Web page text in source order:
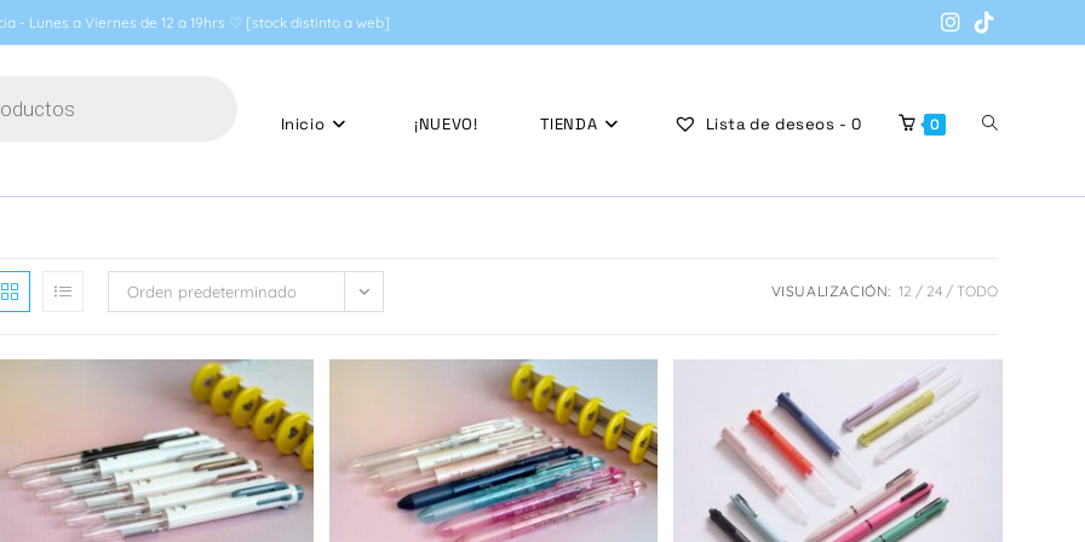
- Lunes a Viernes de 12 a 19hrs ♡ [stock distinto a web]
Inicio ¡NUEVO! TIENDA Lista de deseos - 0 0 Alternar
de
Orden predeterminado VISUALIZACIÓN: 12 24 TODO